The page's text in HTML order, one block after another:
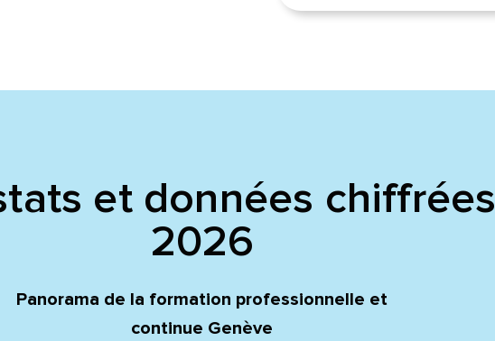
et données chiffrées
2026
Panorama de la formation professionnelle et
continue Genève